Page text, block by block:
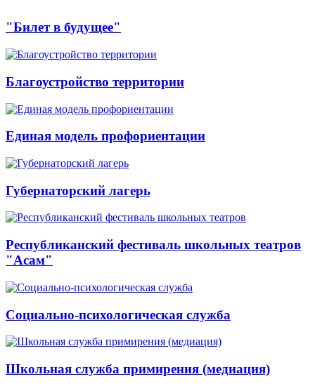
"Билет в будущее"
Благоустройство территории
Единая модель профориентации
Губернаторский лагерь
Республиканский фестиваль школьных театров
"Асам"
Социально-психологическая служба
Школьная служба примирения (медиация)